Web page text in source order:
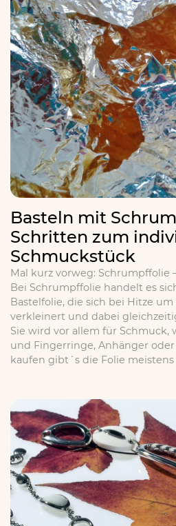
Basteln mit
Schritten zum
Schmuckstück
Mal kurz vorweg: Schrumpffolie
Bei Schrumpffolie handelt es
Bastelfolie, die sich bei Hitze
verkleinert und dabei
Sie wird vor allem für Schmuck,
und Fingerringe, Anhänger
kaufen gibt´s die Folie meistens